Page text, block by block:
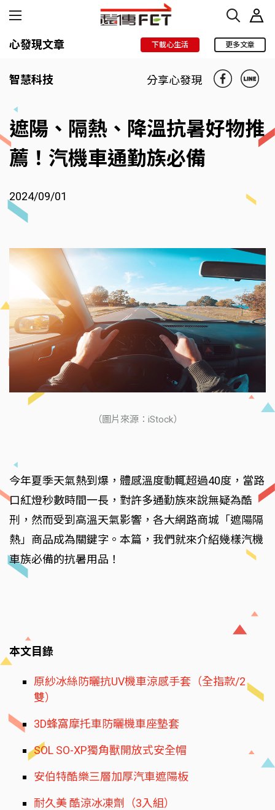
心發現文章 下載心生活 更多文章
智慧科技 分享心發現
遮陽、隔熱、降溫抗暑好物推
薦！汽機車通勤族必備
2024/09/01
（圖片來源：iStock）
今年夏季天氣熱到爆，體感溫度動輒超過40度，當路
口紅燈秒數時間一長，對許多通勤族來說無疑為酷
刑，然而受到高溫天氣影響，各大網路商城「遮陽隔
熱」商品成為關鍵字。本篇，我們就來介紹幾樣汽機
車族必備的抗暑用品！
本文目錄
原紗冰絲防曬抗UV機車涼感手套（全指款/2
雙）
3D蜂窩摩托車防曬機車座墊套
SOL SO-XP獨角獸開放式安全帽
安伯特酷樂三層加厚汽車遮陽板
耐久美 酷涼冰凍劑（3入組）